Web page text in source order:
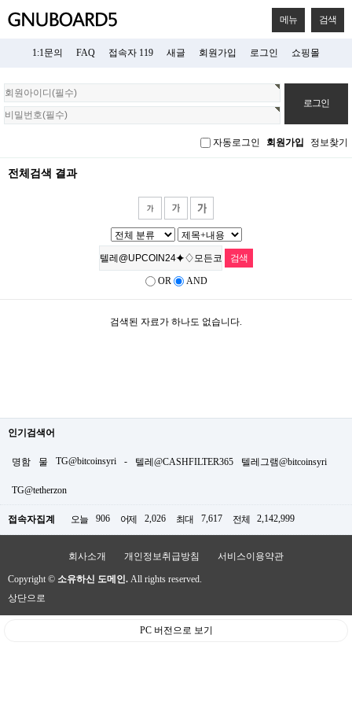
메뉴 검색
1:1문의 FAQ 접속자 119 새글 회원가입 로그인 쇼핑몰
회
원
로
자동로그인 회원가입 정보찾기
전체검색 결과
OR AND
검색된 자료가 하나도 없습니다.
인기검색어
명함 물 TG@bitcoinsyri - 텔레@CASHFILTER365 텔레그램@bitcoinsyri
TG@tetherzon
접속자집계 오늘 906 어제 2,026 최대 7,617 전체 2,142,999
회사소개 개인정보취급방침 서비스이용약관
Copyright © 소유하신 도메인. All rights reserved.
상단으로
PC 버전으로 보기